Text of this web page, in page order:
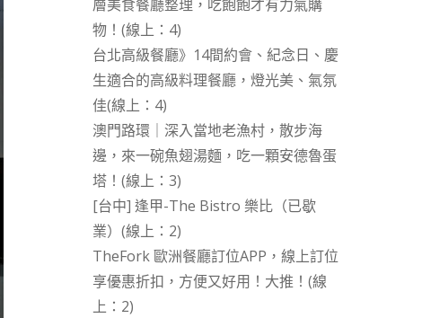
層美食餐廳整理，吃飽飽才有力氣購
物！(線上：4)
台北高級餐廳》14間約會、紀念日、慶
生適合的高級料理餐廳，燈光美、氣氛
佳(線上：4)
澳門路環｜深入當地老漁村，散步海
邊，來一碗魚翅湯麵，吃一顆安德魯蛋
塔！(線上：3)
[台中] 逢甲-The Bistro 樂比（已歇
業）(線上：2)
TheFork 歐洲餐廳訂位APP，線上訂位
享優惠折扣，方便又好用！大推！(線
上：2)